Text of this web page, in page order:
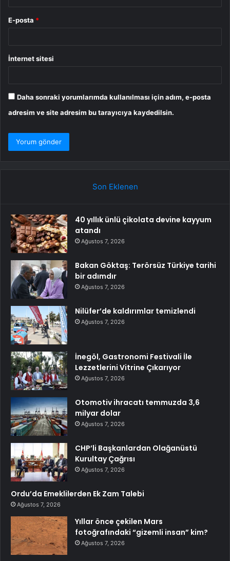
E-posta *
İnternet sitesi
Daha sonraki yorumlarımda kullanılması için adım, e-posta
adresim ve site adresim bu tarayıcıya kaydedilsin.
Son Eklenen
40 yıllık ünlü çikolata devine kayyum
atandı
Ağustos 7, 2026
Bakan Göktaş: Terörsüz Türkiye tarihi
bir adımdır
Ağustos 7, 2026
Nilüfer’de kaldırımlar temizlendi
Ağustos 7, 2026
İnegöl, Gastronomi Festivali İle
Lezzetlerini Vitrine Çıkarıyor
Ağustos 7, 2026
Otomotiv ihracatı temmuzda 3,6
milyar dolar
Ağustos 7, 2026
CHP’li Başkanlardan Olağanüstü
Kurultay Çağrısı
Ağustos 7, 2026
Ordu’da Emeklilerden Ek Zam Talebi
Ağustos 7, 2026
Yıllar önce çekilen Mars
fotoğrafındaki “gizemli insan” kim?
Ağustos 7, 2026